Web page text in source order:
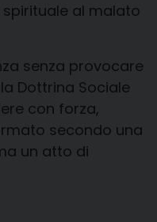
spirituale al malato
senza provocare
Dottrina Sociale
con forza,
secondo una
un atto di